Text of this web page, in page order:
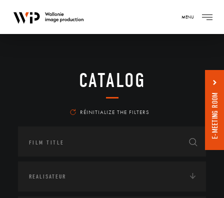
MENU
CATALOG
RÉINITIALIZE THE FILTERS E-MEETING ROOM